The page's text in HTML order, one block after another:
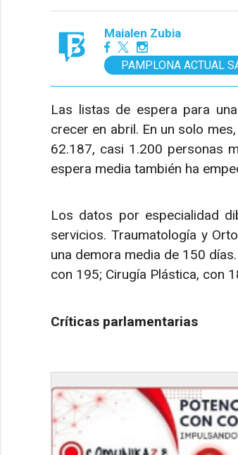
Maialen Zubia
PAMPLONA ACTUAL
Las listas de espera para
crecer en abril. En un solo
62.187, casi 1.200 personas
espera media también ha
Los datos por especialidad
servicios. Traumatología y
una demora media de 150
con 195; Cirugía Plástica, con
Críticas parlamentarias